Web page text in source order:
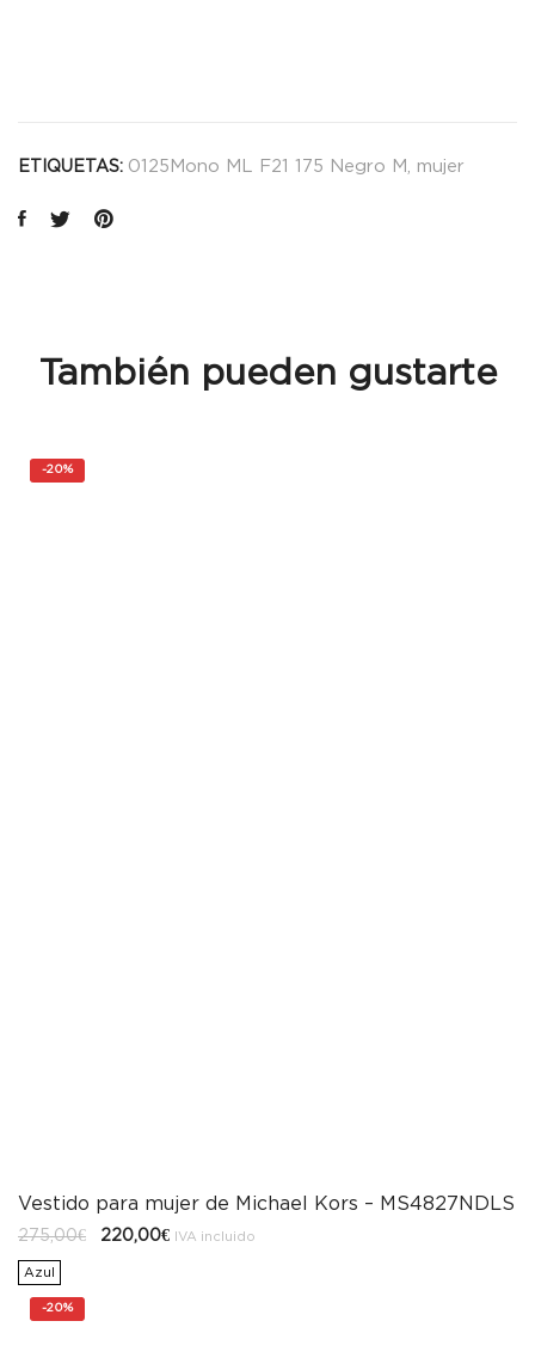
ETIQUETAS: 0125Mono ML F21 175 Negro M mujer
También pueden gustarte
-20%
Vestido para mujer de Michael Kors – MS4827NDLS
275,00€
El
precio
220,00€ElIVA incluido
Azul
-20%